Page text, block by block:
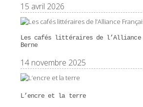
15 avril 2026
Les cafés littéraires de l’Alliance
Berne
14 novembre 2025
L’encre et la terre